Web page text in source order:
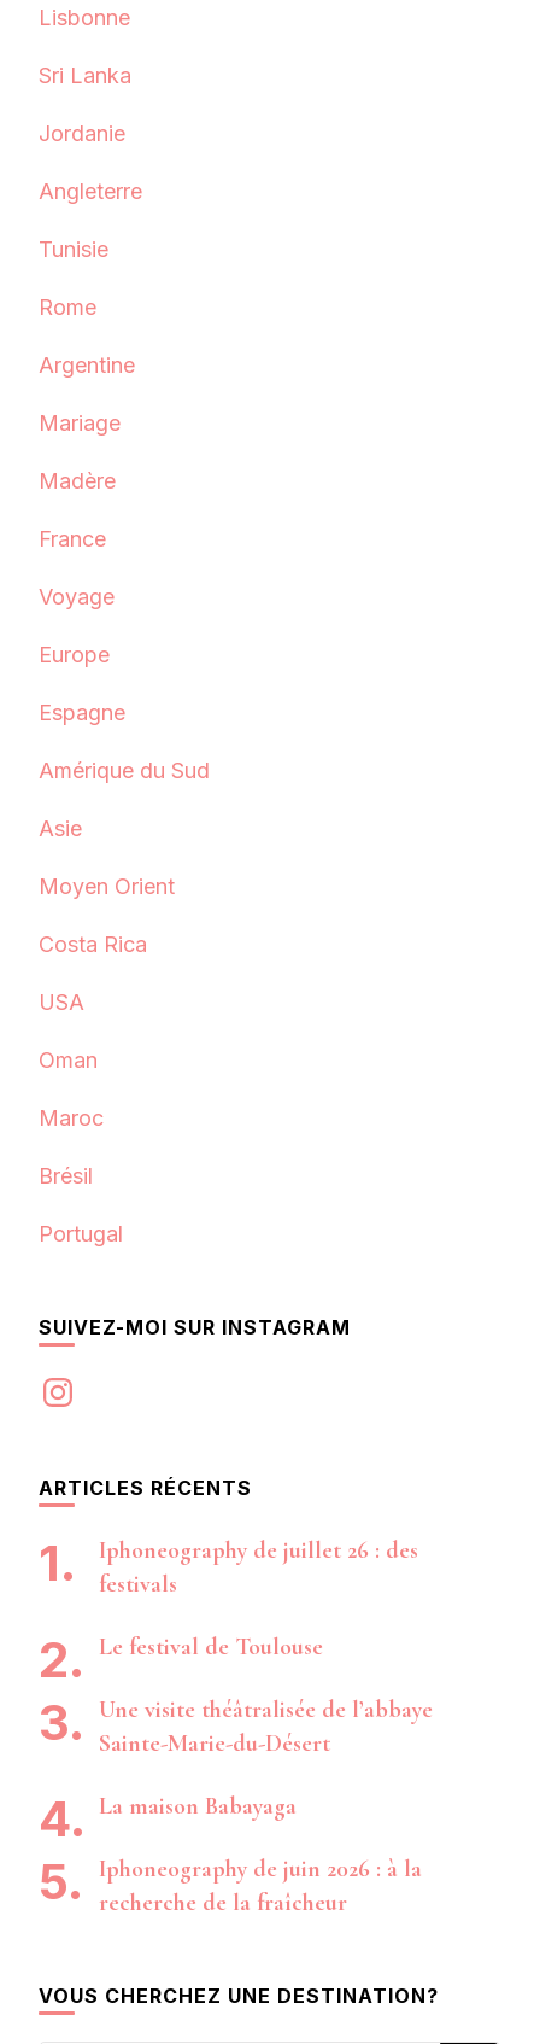
Lisbonne
Sri Lanka
Jordanie
Angleterre
Tunisie
Rome
Argentine
Mariage
Madère
France
Voyage
Europe
Espagne
Amérique du Sud
Asie
Moyen Orient
Costa Rica
USA
Oman
Maroc
Brésil
Portugal
SUIVEZ-MOI SUR INSTAGRAM
Instagram
ARTICLES RÉCENTS
Iphoneography de juillet 26 : des
festivals
Le festival de Toulouse
Une visite théâtralisée de l’abbaye
Sainte-Marie-du-Désert
La maison Babayaga
Iphoneography de juin 2026 : à la
recherche de la fraîcheur
VOUS CHERCHEZ UNE DESTINATION?